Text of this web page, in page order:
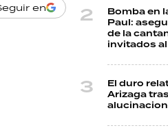
en
Bomba en
Paul:
de la
invitados
El duro
Arizaga